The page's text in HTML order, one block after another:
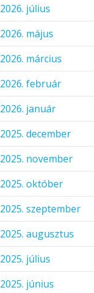
2026. július
2026. május
2026. március
2026. február
2026. január
2025. december
2025. november
2025. október
2025. szeptember
2025. augusztus
2025. július
2025. június